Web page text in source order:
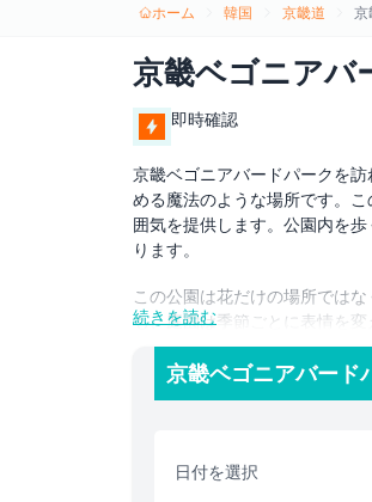
ホーム 韓国 京畿道 京
京畿ベゴニアバ
即時確認
京畿ベゴニアバードパークを
める魔法のような場所です。
囲気を提供します。公園内を
ります。
この公園は花だけの場所では
も、庭園は季節ごとに表情を
穏やかで幸せな気持ちにして
花や鳥に加えて、京畿ベゴニ
京畿ベゴニアバードパークは
続きを読む
京畿ベゴニアバード
日付を選択